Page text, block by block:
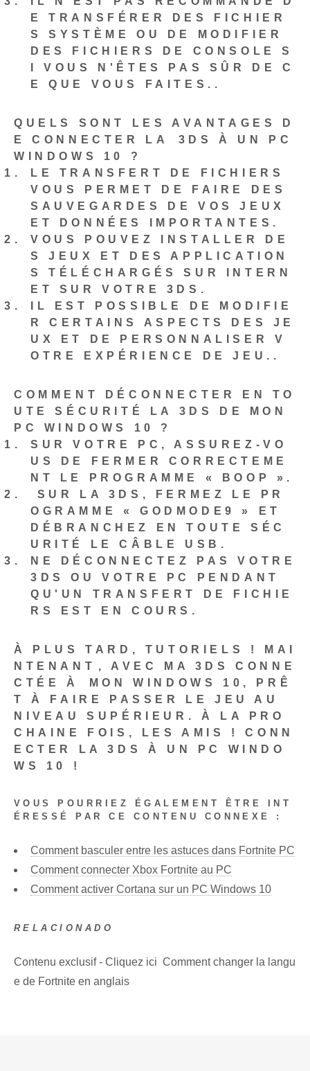
E TRANSFÉRER DES FICHIER
S SYSTÈME OU DE MODIFIER
DES FICHIERS DE CONSOLE S
I VOUS N'ÊTES PAS SÛR DE C
E QUE VOUS FAITES. .
QUELS SONT LES AVANTAGES D
E CONNECTER LA ⁤3DS À UN PC
WINDOWS 10 ?
LE TRANSFERT DE FICHIERS
VOUS PERMET DE FAIRE DES
SAUVEGARDES DE VOS JEUX
ET DONNÉES IMPORTANTES .
VOUS POUVEZ INSTALLER DE
S JEUX ET DES APPLICATION
S TÉLÉCHARGÉS SUR INTERN
ET SUR VOTRE 3DS .
IL EST POSSIBLE DE MODIFIE
R CERTAINS ASPECTS DES JE
UX ET DE PERSONNALISER V
OTRE EXPÉRIENCE DE JEU. .
COMMENT DÉCONNECTER EN TO
UTE SÉCURITÉ LA 3DS DE MON
PC WINDOWS 10 ?
SUR VOTRE PC, ASSUREZ-VO
US DE FERMER CORRECTEME
NT LE PROGRAMME « BOOP ».
‌ SUR LA 3DS, FERMEZ LE PR
OGRAMME « GODMODE9 » ET
DÉBRANCHEZ EN TOUTE SÉC
URITÉ LE CÂBLE USB.
NE DÉCONNECTEZ PAS VOTRE
3DS OU VOTRE PC PENDANT
QU'UN TRANSFERT DE FICHIE
RS EST EN COURS .
À PLUS TARD, TUTORIELS ! MAI
NTENANT⁤, AVEC MA 3DS CONNE
CTÉE À⁢ MON WINDOWS 10, PRÊ
T À FAIRE PASSER LE JEU AU
NIVEAU SUPÉRIEUR. À LA PRO
CHAINE FOIS, LES AMIS !‍CONN
ECTER LA 3DS À UN PC WINDO
WS 10 !
VOUS POURRIEZ ÉGALEMENT ÊTRE INT
ÉRESSÉ PAR CE CONTENU CONNEXE :
Comment basculer entre les astuces dans Fortnite PC
Comment connecter Xbox Fortnite au PC
Comment activer Cortana sur un PC Windows 10
RELACIONADO
Contenu exclusif - Cliquez ici Comment changer la langu
e de Fortnite en anglais